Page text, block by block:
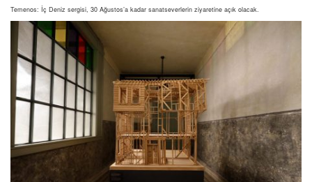
Temenos: İç Deniz sergisi, 30 Ağustos’a kadar sanatseverlerin ziyaretine açık olacak.